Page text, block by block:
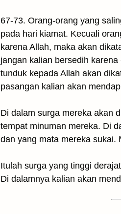
67-73. Orang-orang yang
pada hari kiamat. Kecuali
karena Allah, maka akan
jangan kalian bersedih
tunduk kepada Allah akan
pasangan kalian akan
Di dalam surga mereka akan
tempat minuman mereka. Di
dan yang mata mereka sukai.
Itulah surga yang tinggi
Di dalamnya kalian akan